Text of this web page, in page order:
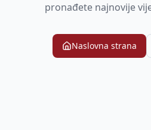
pronađete najnovije
Naslovna strana